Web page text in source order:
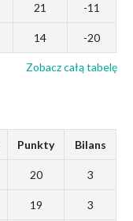
21 -11
14 -20
Zobacz całą tabelę
Punkty Bilans
20 3
19 3